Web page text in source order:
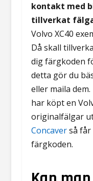
kontakt med
tillverkat
Volvo XC40
Då skall
dig färgkoden
detta gör du
eller maila
har köpt en
originalfälgar
Concaverså får
färgkoden.